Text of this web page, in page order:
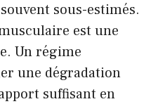
sous-estimés.
est une
Un régime
une dégradation
suffisant en